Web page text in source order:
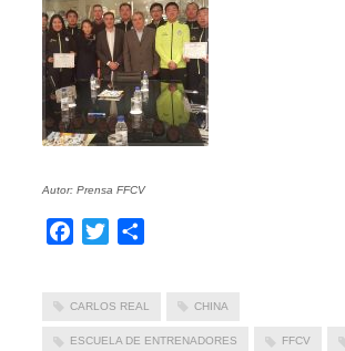
Autor: Prensa FFCV
Facebook
Twitter
CARLOS REAL CHINA
ESCUELA DE ENTRENADORES FFCV